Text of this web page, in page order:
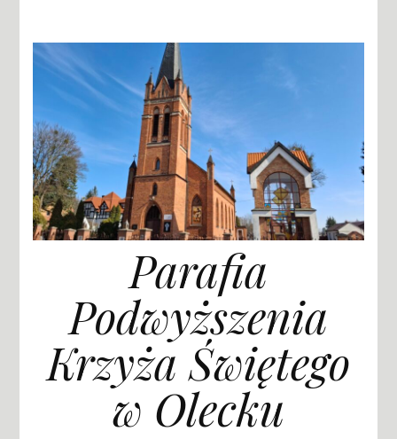
Parafia
Podwyższenia
Krzyża Świętego
w Olecku